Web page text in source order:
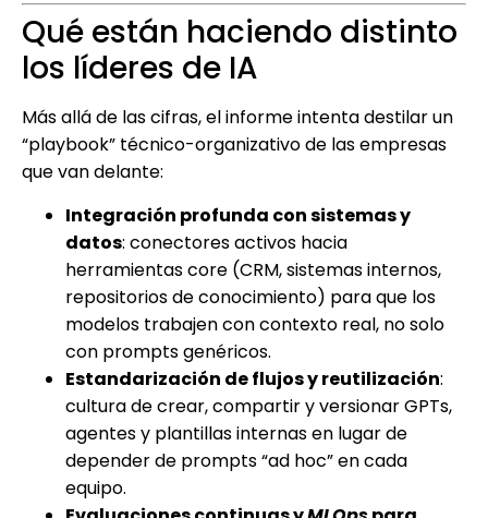
Qué están haciendo distinto
los líderes de IA
Más allá de las cifras, el informe intenta destilar un
“playbook” técnico-organizativo de las empresas
que van delante:
Integración profunda con sistemas y
datos: conectores activos hacia
herramientas core (CRM, sistemas internos,
repositorios de conocimiento) para que los
modelos trabajen con contexto real, no solo
con prompts genéricos.
Estandarización de flujos y reutilización:
cultura de crear, compartir y versionar GPTs,
agentes y plantillas internas en lugar de
depender de prompts “ad hoc” en cada
equipo.